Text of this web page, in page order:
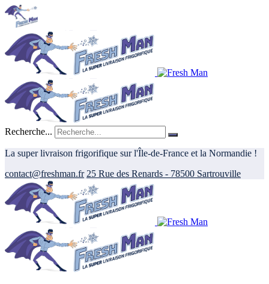
Recherche...
La super livraison frigorifique sur l'Île-de-France et la Normandie !
contact@freshman.fr 25 Rue des Renards - 78500 Sartrouville